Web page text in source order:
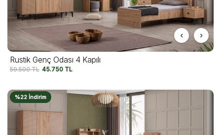
Rustik Genç Odası 4 Kapılı
59.500TL 45.750 TL
%22 İndirim